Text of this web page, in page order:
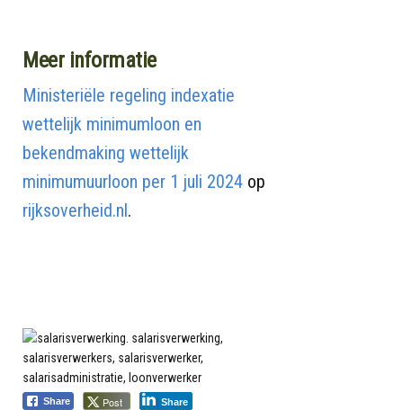
Meer informatie
Ministeriële regeling indexatie
wettelijk minimumloon en
bekendmaking wettelijk
minimumuurloon per 1 juli 2024 op
rijksoverheid.nl.
Share Post Share